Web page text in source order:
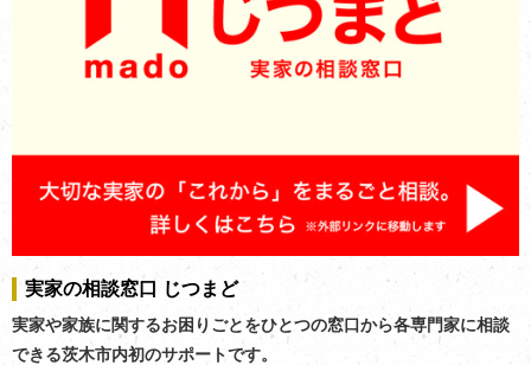
実家の相談窓口 じつまど
実家や家族に関するお困りごとをひとつの窓口から各専門家に相談
できる茨木市内初のサポートです。